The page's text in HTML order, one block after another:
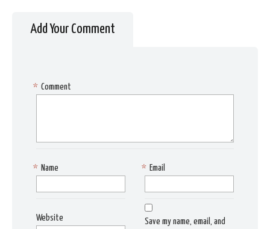
Add Your Comment
Comment
*
Name
* Email
*
Website
Save my name, email, and